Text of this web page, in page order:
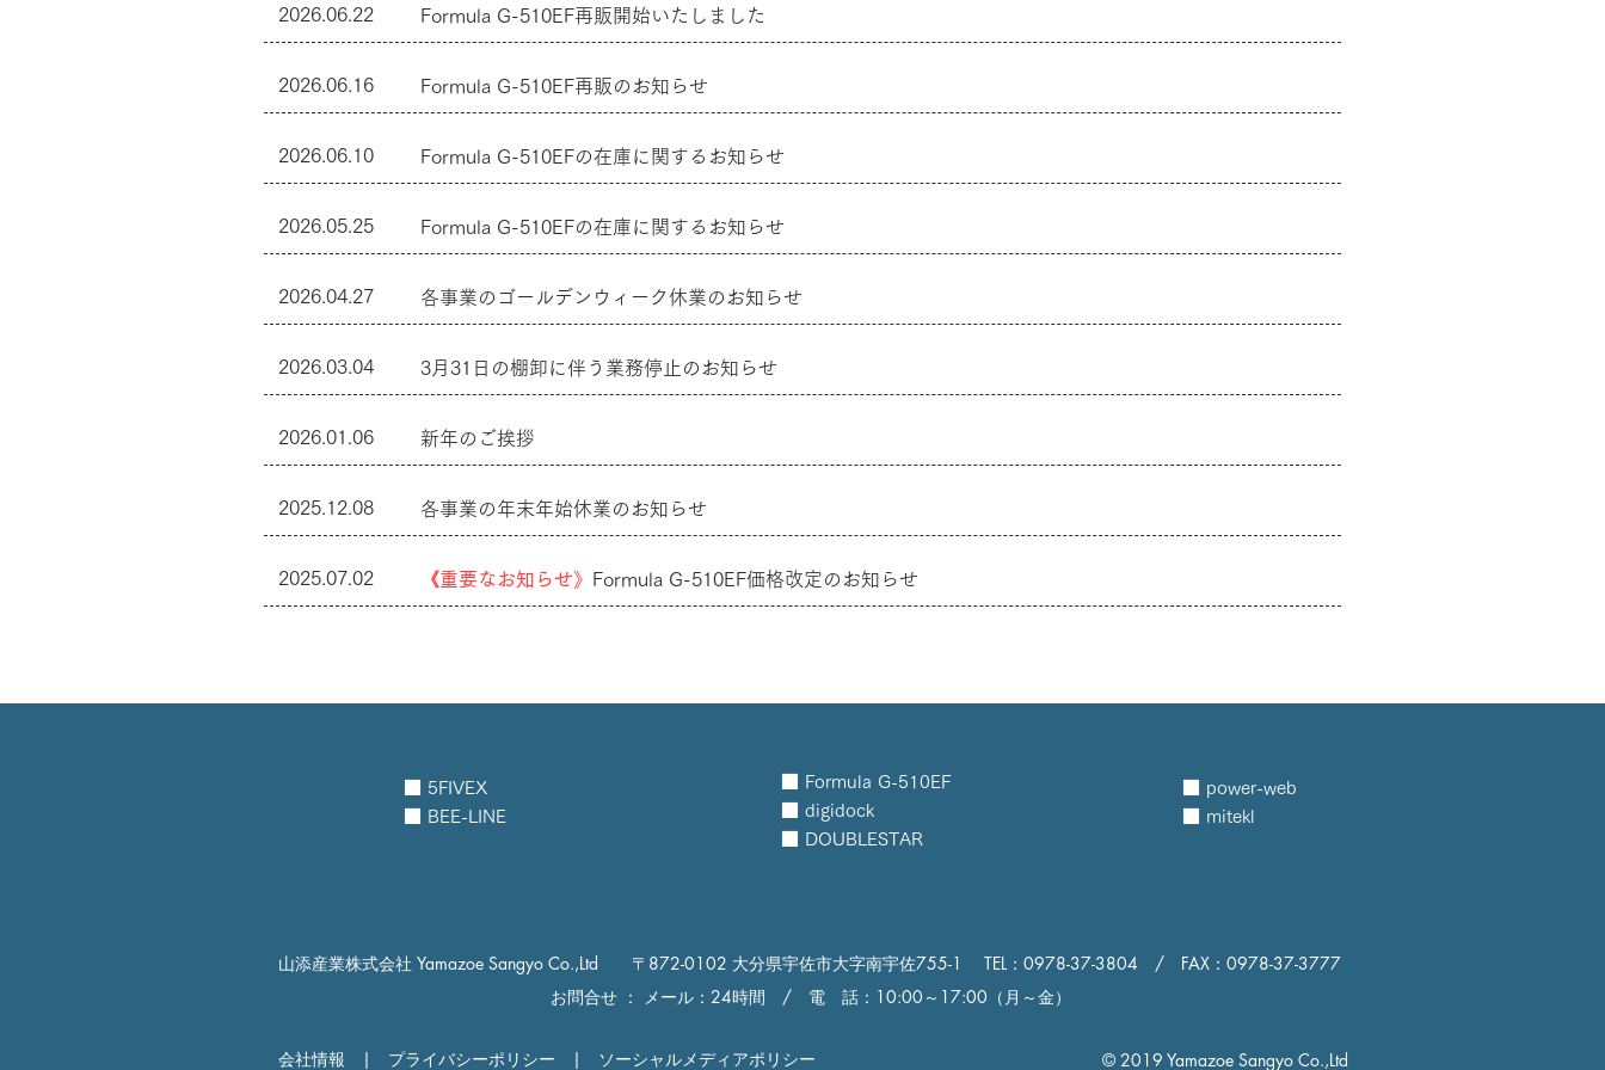
2026.06.22 Formula G-510EF再販開始いたしました
2026.06.16 Formula G-510EF再販のお知らせ
2026.06.10 Formula G-510EFの在庫に関するお知らせ
2026.05.25 Formula G-510EFの在庫に関するお知らせ
2026.04.27 各事業のゴールデンウィーク休業のお知らせ
2026.03.04 3月31日の棚卸に伴う業務停止のお知らせ
2026.01.06 新年のご挨拶
2025.12.08 各事業の年末年始休業のお知らせ
2025.07.02 《重要なお知らせ》 Formula G-510EF価格改定のお知らせ
■ 5FIVEX
■ BEE-LINE
■ Formula G-510EF
■ digidock
■ DOUBLESTAR
■ power-web
■ mitekl
山添産業株式会社 Yamazoe Sangyo Co.,Ltd 〒872-0102 大分県宇佐市大字南宇佐755-1
TEL：0978-37-3804 / FAX：0978-37-3777
お問合せ ： メール：24時間 / 電 話：10:00～17:00（月～金）
会社情報 | プライバシーポリシー | ソーシャルメディアポリシー © 2019 Yamazoe Sangyo Co.,Ltd